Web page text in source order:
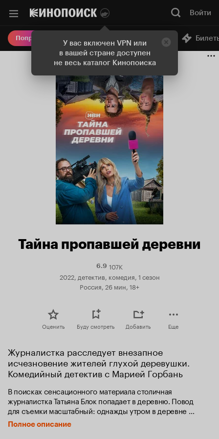
У вас включен VPN или
в вашей стране доступен
не весь каталог Кинопоиска
Войти
Попробовать Плюс Онлайн-кинотеатр
Тайна пропавшей деревни
6.9Рейтинг
Кинопоиска
6.9
107K
2022, детектив, комедия, 1 сезон
Россия, 26 мин, 18+
Оценить Буду смотреть Добавить Еще
Журналистка расследует внезапное
исчезновение жителей глухой деревушки.
Комедийный детектив с Марией Горбань
В поисках сенсационного материала столичная
журналистка Татьяна Блок попадает в деревню. Повод
для съемки масштабный: однажды утром в деревне
Верхние Броды (через речку от Нижних) исчезли все люди.
Разом двадцать человек. На месте остались и деньги,
Полное описание